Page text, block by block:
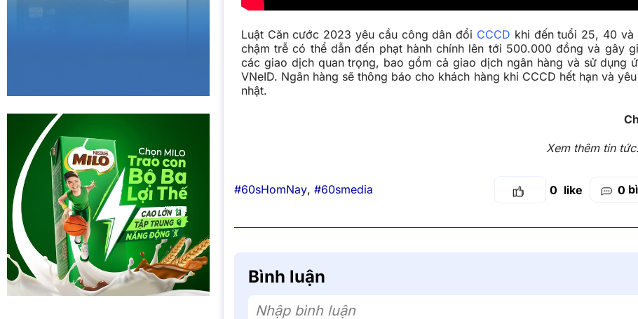
Luật Căn cước 2023 yêu cầu công dân đổi CCCD khi đến tuổi 25, 40 và
chậm trễ có thể dẫn đến phạt hành chính lên tới 500.000 đồng và gây
các giao dịch quan trọng, bao gồm cả giao dịch ngân hàng và sử dụng
VNeID. Ngân hàng sẽ thông báo cho khách hàng khi CCCD hết hạn và
nhật.
Xem thêm tin
#60sHomNay, #60smedia 0 0
Bình luận
Nhập bình luận